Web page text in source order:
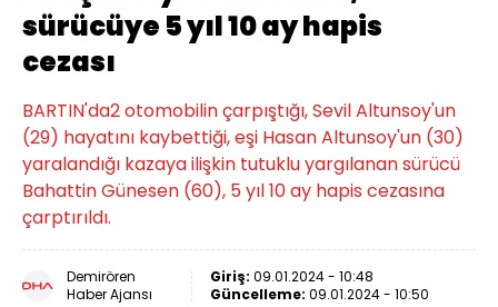
sürücüye 5 yıl 10 ay hapis
cezası
BARTIN'da2 otomobilin çarpıştığı, Sevil Altunsoy'un
(29) hayatını kaybettiği, eşi Hasan Altunsoy'un (30)
yaralandığı kazaya ilişkin tutuklu yargılanan sürücü
Bahattin Günesen (60), 5 yıl 10 ay hapis cezasına
çarptırıldı.
Demirören
Haber Ajansı
Giriş: 09.01.2024 - 10:48
Güncelleme: 09.01.2024 - 10:50